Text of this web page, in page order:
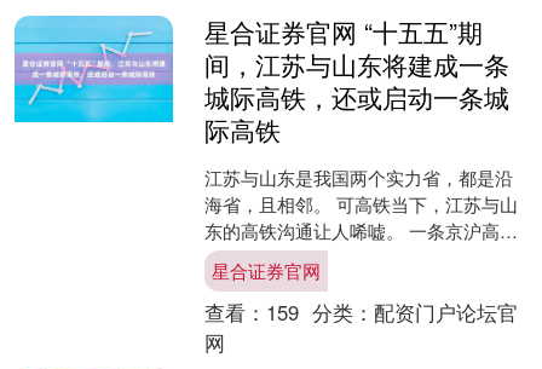
星合证券官网 “十五五”期
间，江苏与山东将建成一条
城际高铁，还或启动一条城
际高铁
江苏与山东是我国两个实力省，都是沿
海省，且相邻。 可高铁当下，江苏与山
东的高铁沟通让人唏嘘。 一条京沪高
铁，繁忙至极，常买不到票。 一条沿海
高铁，标准低，运行效....
星合证券官网
查看： 159 分类： 配资门户论坛官
网